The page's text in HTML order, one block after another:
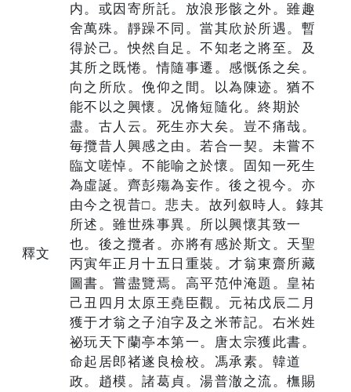
釋文
内。或因寄所託。放浪形骸之外。雖趣
舍萬殊。靜躁不同。當其欣於所遇。暫
得於己。怏然自足。不知老之將至。及
其所之既惓。情隨事遷。感慨係之矣。
向之所欣。俛仰之間。以為陳迹。猶不
能不以之興懷。况脩短隨化。終期於
盡。古人云。死生亦大矣。豈不痛哉。
毎攬昔人興感之由。若合一契。未嘗不
臨文嗟悼。不能喻之於懷。固知一死生
為虛誕。齊彭殤為妄作。後之視今。亦
由今之視昔□。悲夫。故列叙時人。錄其
所述。雖世殊事異。所以興懷其致一
也。後之攬者。亦將有感於斯文。天聖
丙寅年正月十五日重裝。才翁東齋所藏
圖書。嘗盡覽焉。高平范仲淹題。皇祐
己丑四月太原王堯臣觀。元祐戊辰二月
獲于才翁之子洎字及之米芾記。右米姓
祕玩天下蘭亭本第一。唐太宗獲此書。
命起居郎褚遂良檢校。馮承素。韓道
政。趙模。諸葛貞。湯普澈之流。橅賜